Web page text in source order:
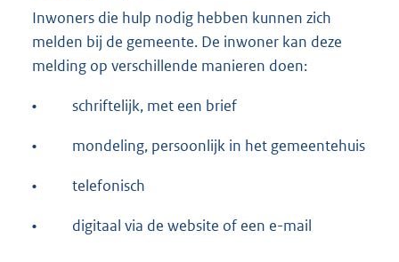
Inwoners die hulp nodig hebben kunnen zich
melden bij de gemeente. De inwoner kan deze
melding op verschillende manieren doen:
• schriftelijk, met een brief
• mondeling, persoonlijk in het gemeentehuis
• telefonisch
• digitaal via de website of een e-mail